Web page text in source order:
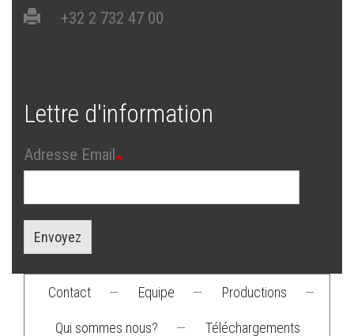
+32 2 732 47 00
Lettre d'information
Adresse Email
Envoyez
Footer
Contact — Equipe — Productions —
Qui sommes nous? — Téléchargements